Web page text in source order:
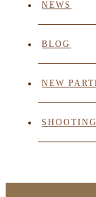
NEWS
BLOG
NEW